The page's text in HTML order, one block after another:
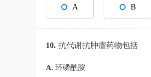
A B
10. 抗代谢抗肿瘤药物包括
A. 环磷酰胺